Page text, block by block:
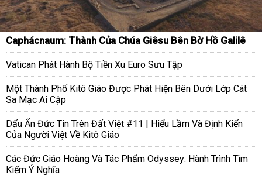
Caphácnaum: Thành Của Chúa Giêsu Bên Bờ Hồ Galilê
Vatican Phát Hành Bộ Tiền Xu Euro Sưu Tập
Một Thành Phố Kitô Giáo Được Phát Hiện Bên Dưới Lớp Cát
Sa Mạc Ai Cập
Dấu Ấn Đức Tin Trên Đất Việt #11 | Hiểu Lầm Và Định Kiến
Của Người Việt Về Kitô Giáo
Các Đức Giáo Hoàng Và Tác Phẩm Odyssey: Hành Trình Tìm
Kiếm Ý Nghĩa